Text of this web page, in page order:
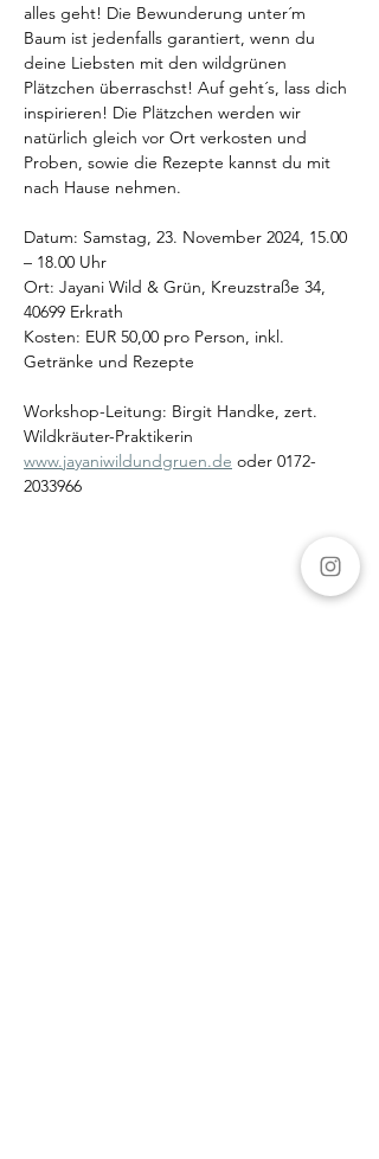
alles geht! Die Bewunderung unter´m
Baum ist jedenfalls garantiert, wenn du
deine Liebsten mit den wildgrünen
Plätzchen überraschst! Auf geht´s, lass dich
inspirieren! Die Plätzchen werden wir
natürlich gleich vor Ort verkosten und
Proben, sowie die Rezepte kannst du mit
nach Hause nehmen.
Datum: Samstag, 23. November 2024, 15.00
– 18.00 Uhr
Ort: Jayani Wild & Grün, Kreuzstraße 34,
40699 Erkrath
Kosten: EUR 50,00 pro Person, inkl.
Getränke und Rezepte
Workshop-Leitung: Birgit Handke, zert.
Wildkräuter-Praktikerin
www.jayaniwildundgruen.de oder 0172-
2033966